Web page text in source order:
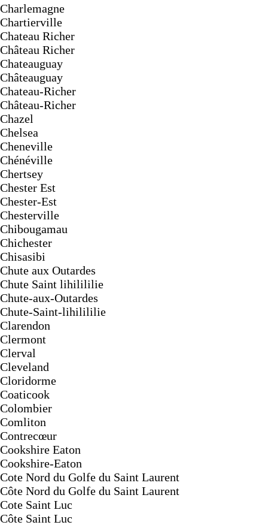
Charlemagne
Chartierville
Chateau Richer
Château Richer
Chateauguay
Châteauguay
Chateau-Richer
Château-Richer
Chazel
Chelsea
Cheneville
Chénéville
Chertsey
Chester Est
Chester-Est
Chesterville
Chibougamau
Chichester
Chisasibi
Chute aux Outardes
Chute Saint lihilililie
Chute-aux-Outardes
Chute-Saint-lihilililie
Clarendon
Clermont
Clerval
Cleveland
Cloridorme
Coaticook
Colombier
Comliton
Contrecœur
Cookshire Eaton
Cookshire-Eaton
Cote Nord du Golfe du Saint Laurent
Côte Nord du Golfe du Saint Laurent
Cote Saint Luc
Côte Saint Luc